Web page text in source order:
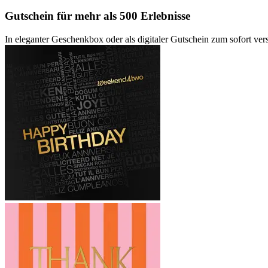
Gutschein für mehr als 500 Erlebnisse
In eleganter Geschenkbox oder als digitaler Gutschein zum sofort